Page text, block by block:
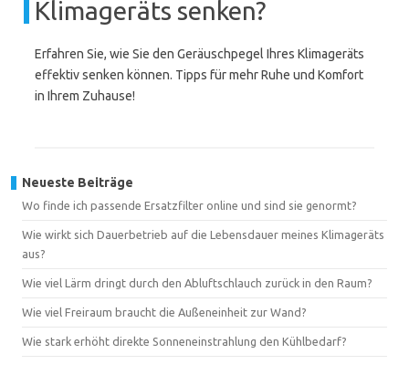
Klimageräts senken?
Erfahren Sie, wie Sie den Geräuschpegel Ihres Klimageräts
effektiv senken können. Tipps für mehr Ruhe und Komfort
in Ihrem Zuhause!
Neueste Beiträge
Wo finde ich passende Ersatzfilter online und sind sie genormt?
Wie wirkt sich Dauerbetrieb auf die Lebensdauer meines Klimageräts
aus?
Wie viel Lärm dringt durch den Abluftschlauch zurück in den Raum?
Wie viel Freiraum braucht die Außeneinheit zur Wand?
Wie stark erhöht direkte Sonneneinstrahlung den Kühlbedarf?